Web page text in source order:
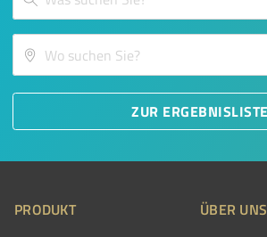
ZUR ERGEBNISLISTE
PRODUKT ÜBER UNS